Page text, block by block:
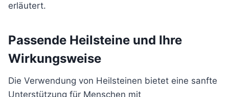
erläutert.
Passende Heilsteine und Ihre
Wirkungsweise
Die Verwendung von Heilsteinen bietet eine sanfte
Unterstützung für Menschen mit